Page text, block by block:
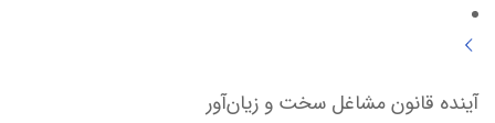
آینده قانون مشاغل سخت و زیان‌آور